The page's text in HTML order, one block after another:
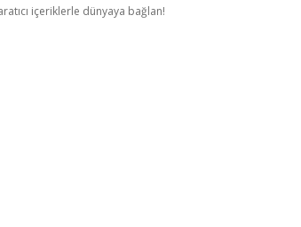
içeriklerle dünyaya bağlan!